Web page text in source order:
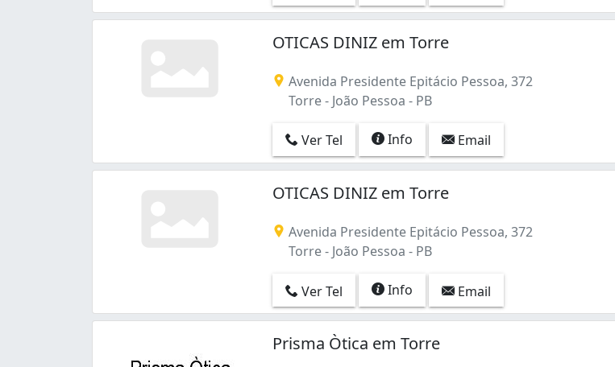
OTICAS DINIZ em Torre
Avenida Presidente Epitácio Pessoa, 372
Torre - João Pessoa - PB
Ver Tel Info Email
OTICAS DINIZ em Torre
Avenida Presidente Epitácio Pessoa, 372
Torre - João Pessoa - PB
Ver Tel Info Email
Prisma Òtica em Torre